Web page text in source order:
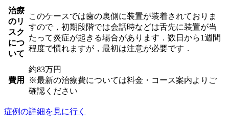
治療
のリ
スク
につ
いて
このケースでは歯の裏側に装置が装着されておりま
すので，初期段階では会話時などは舌先に装置が当
たって炎症が起きる場合があります．数日から1週間
程度で慣れますが，最初は注意が必要です．
費用
約83万円
※最新の治療費については料金・コース案内よりご
確認ください
症例の詳細を見に行く